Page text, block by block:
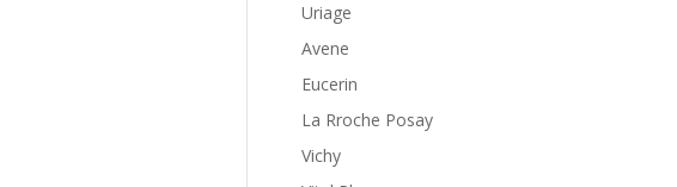
Uriage
Avene
Eucerin
La Rroche Posay
Vichy